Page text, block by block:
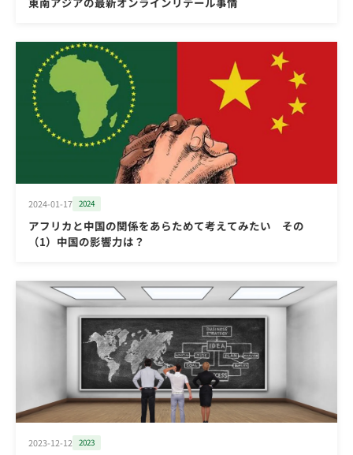
2024-01-17 2024
アフリカと中国の関係をあらためて考えてみたい その
（1）中国の影響力は？
2023-12-12 2023